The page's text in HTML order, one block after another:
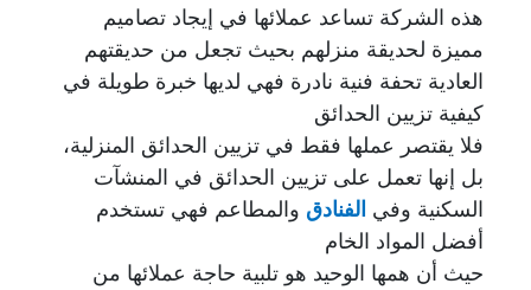
هذه الشركة تساعد عملائها في إيجاد تصاميم
مميزة لحديقة منزلهم بحيث تجعل من حديقتهم
العادية تحفة فنية نادرة فهي لديها خبرة طويلة في
كيفية تزيين الحدائق
فلا يقتصر عملها فقط في تزيين الحدائق المنزلية،
بل إنها تعمل على تزيين الحدائق في المنشآت
السكنية وفي الفنادق والمطاعم فهي تستخدم
أفضل المواد الخام
حيث أن همها الوحيد هو تلبية حاجة عملائها من